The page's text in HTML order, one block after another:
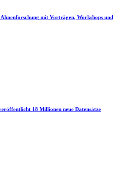
mit Vorträgen, Workshops und
18 Millionen neue Datensätze